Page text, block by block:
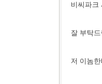
비씨파크
잘 부탁
저 이놈